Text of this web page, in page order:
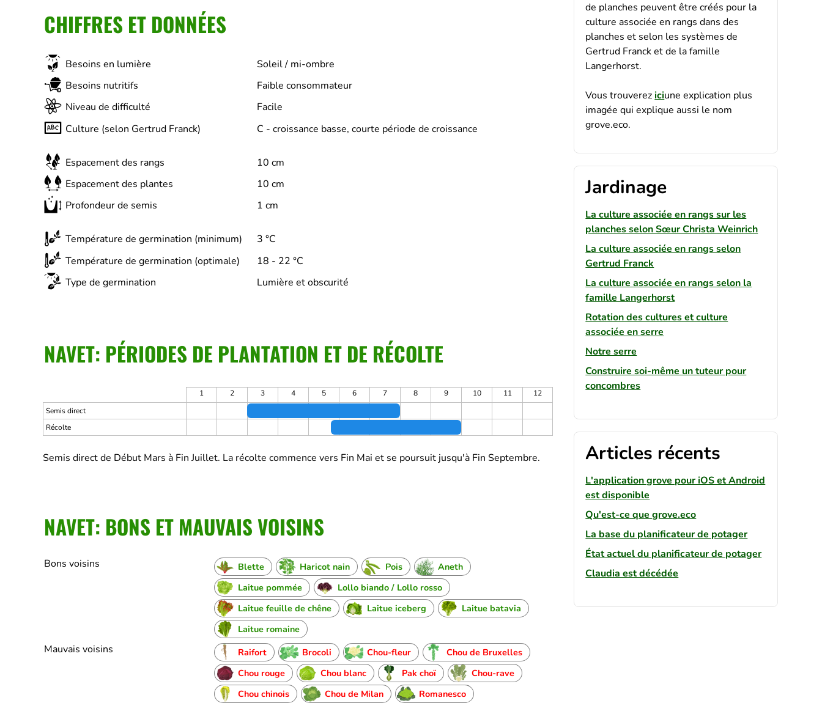
CHIFFRES ET DONNÉES
Besoins en lumière
Soleil / mi-ombre
Besoins nutritifs
Faible consommateur
Niveau de difficulté
Facile
Culture (selon Gertrud Franck)
C - croissance basse, courte période de croissance
Espacement des rangs
10 cm
Espacement des plantes
10 cm
Profondeur de semis
1 cm
Température de germination (minimum)
3 °C
Température de germination (optimale)
18 - 22 °C
Type de germination
Lumière et obscurité
NAVET: PÉRIODES DE PLANTATION ET DE RÉCOLTE
1 2 3 4 5 6 7 8 9 10 11
12
Semis direct
Récolte
Semis direct de Début Mars à Fin Juillet. La récolte commence vers Fin Mai et se poursuit jusqu'à Fin Septembre.
NAVET: BONS ET MAUVAIS VOISINS
Bons voisins Blette Haricot nain Pois
Aneth
Laitue pommée
Lollo biando / Lollo rosso
Laitue feuille de chêne
Laitue iceberg
Laitue batavia
Laitue romaine
Mauvais voisins Raifort Brocoli Chou-fleur
Chou de Bruxelles
Chou rouge
Chou blanc Pak choï
Chou-rave
Chou chinois
Chou de Milan
Romanesco
de planches peuvent être créés pour la
culture associée en rangs dans des
planches et selon les systèmes de
Gertrud Franck et de la famille
Langerhorst.
Vous trouvereziciune explication plus
imagée qui explique aussi le nom
grove.eco.
Jardinage
La culture associée en rangs sur les
planches selon Sœur Christa Weinrich
La culture associée en rangs selon
Gertrud Franck
La culture associée en rangs selon la
famille Langerhorst
Rotation des cultures et culture
associée en serre
Notre serre
Construire soi-même un tuteur pour
concombres
Articles récents
L'application grove pour iOS et Android
est disponible
Qu'est-ce que grove.eco
La base du planificateur de potager
État actuel du planificateur de potager
Claudia est décédée